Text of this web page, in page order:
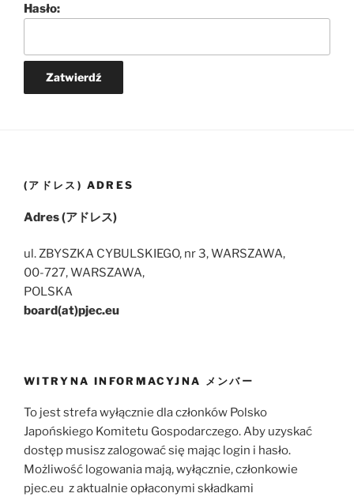
Hasło:
(アドレス) ADRES
Adres (アドレス)
ul. ZBYSZKA CYBULSKIEGO, nr 3, WARSZAWA,
00-727, WARSZAWA,
POLSKA
board(at)pjec.eu
WITRYNA INFORMACYJNA メンバー
To jest strefa wyłącznie dla członków Polsko
Japońskiego Komitetu Gospodarczego. Aby uzyskać
dostęp musisz zalogować się mając login i hasło.
Możliwość logowania mają, wyłącznie, członkowie
pjec.eu z aktualnie opłaconymi składkami